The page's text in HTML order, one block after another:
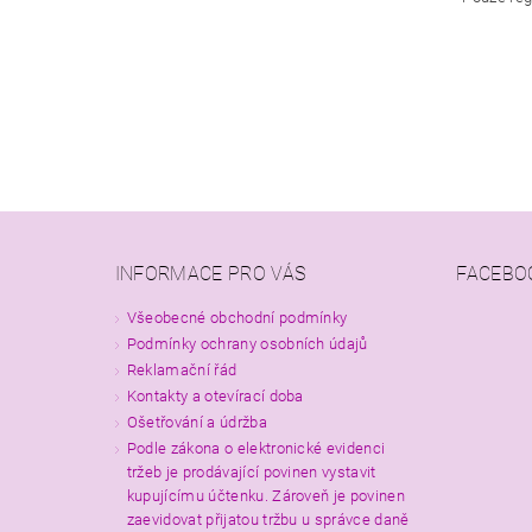
INFORMACE PRO VÁS
Všeobecné obchodní podmínky
Podmínky ochrany osobních údajů
Reklamační řád
Kontakty a otevírací doba
Ošetřování a údržba
Podle zákona o elektronické evidenci
tržeb je prodávající povinen vystavit
kupujícímu účtenku. Zároveň je povinen
zaevidovat přijatou tržbu u správce daně